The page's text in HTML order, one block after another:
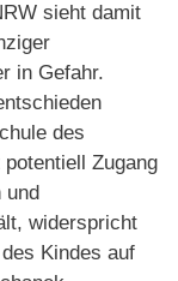
sieht damit
in Gefahr.
des
Zugang
widerspricht
Kindes auf